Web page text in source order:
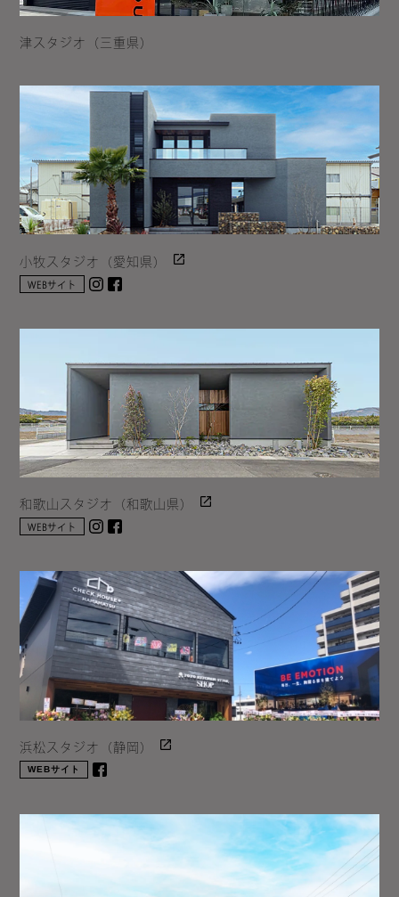
津スタジオ（三重県）
小牧スタジオ（愛知県）
WEBサイト Instagram
和歌山スタジオ（和歌山県）
WEBサイト Instagram
浜松スタジオ（静岡）
WEBサイト